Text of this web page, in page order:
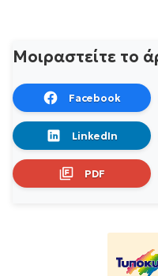
Μοιραστείτε το
Facebook
LinkedIn
PDF